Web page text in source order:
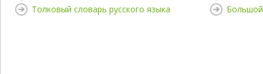
Толковый словарь русского языка
Большой